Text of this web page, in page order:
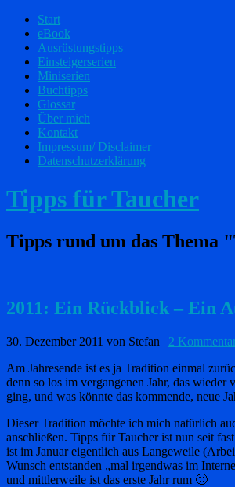
Start
eBook
Ausrüstungstipps
Einsteigerserien
Miniserien
Buchtipps
Glossar
Über mich
Kontakt
Impressum/ Disclaimer
Datenschutzerklärung
Tipps für Taucher
Tipps rund um das Thema
2011: Ein Rückblick – Ein
30. Dezember 2011 von Stefan | 2
Am Jahresende ist es ja Tradition einmal
denn so los im vergangenen Jahr, das wieder
ging, und was könnte das kommende, neue
Dieser Tradition möchte ich mich natürlich
anschließen. Tipps für Taucher ist nun seit
ist im Januar eigentlich aus Langeweile
Wunsch entstanden „mal irgendwas im
und mittlerweile ist das erste Jahr rum 🙂